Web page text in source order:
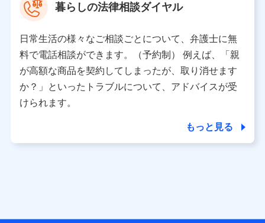
※ 当社および株式会社NTTドコモは、お客さまの情報を利
データ憲章」に定める行動原則を順守します 。
※ パーソナルデータダッシュボードの「第三者提供の管
理」の設定状態にかかわらず、共同利用する場合がありま
※ dポイントクラブ会員ではないお客さま（2019年12月11
日以降、一度もdポイントクラブ会員であったことがないお
個人データは、こちら の利用目的の範囲内に限って共同利
用します。
暮らしの法律相談ダイヤル
日常生活の様々なご相談ごとについて、弁護士に無
料で電話相談ができます。（予約制） 例えば、「親
が高額な商品を契約してしまったが、取り消せます
か？」といったトラブルについて、アドバイスが受
けられます。
もっと見る